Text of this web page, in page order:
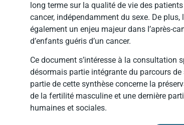
long terme sur la qualité de vie des
cancer, indépendamment du sexe. De
également un enjeu majeur dans I’après-
d’enfants guéris d’un cancer.
Ce document s’intéresse à la consultation
désormais partie intégrante du parcours
partie de cette synthèse concerne la
de la fertilité masculine et une dernière
humaines et sociales.